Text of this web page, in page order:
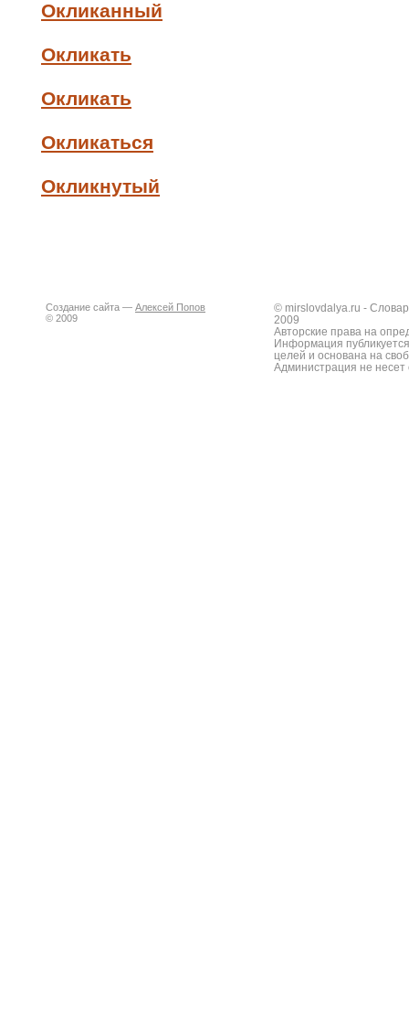
Окликанный
Окликать
Окликать
Окликаться
Окликнутый
Создание сайта — Алексей Попов
© 2009
© mirslovdalya.ru -
2009
Авторские права на
Информация
целей и основана на
Администрация не несет